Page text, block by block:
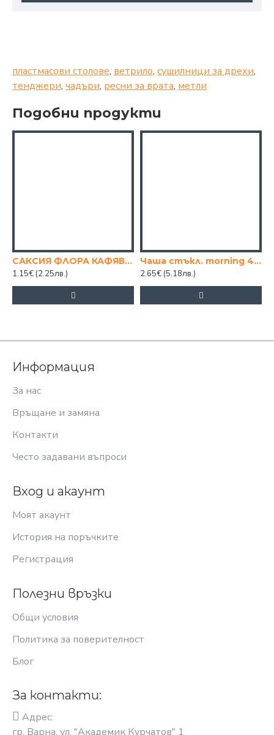
пластмасови столове, ветрило, сушилници за дрехи,
тенджери, чадъри, ресни за врата, метли
Подобни продукти
САКСИЯ ФЛОРА КАФЯВА 12/12см.
1.15€ (2.25лв.)
Чаша стъкл. morning 400ml
2.65€ (5.18лв.)
Информация
За нас
Връщане и замяна
Контакти
Често задавани въпроси
Вход и акаунт
Моят акаунт
История на поръчките
Регистрация
Полезни връзки
Общи условия
Политика за поверителност
Блог
За контакти:
Адрес:
гр. Варна, ул. "Академик Курчатов" 1